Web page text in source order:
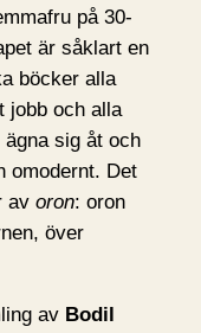
på 30-
är såklart en
böcker alla
jobb och alla
sig åt och
omodernt. Det
av oron: oron
över
av Bodil